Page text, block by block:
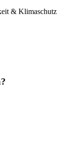
& Klimaschutz